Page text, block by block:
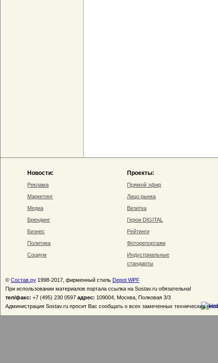
Новости:
Реклама
Маркетинг
Медиа
Брендинг
Бизнес
Политика
Социум
Проекты:
Прямой эфир
Лицо рынка
Визитка
Герои DIGITAL
Рейтинги
Фоторепортажи
Индустриальные
стандарты
© Состав.ру 1998-2017, фирменный стиль Depot WPF
При использовании материалов портала ссылка на Sostav.ru обязательна!
тел/факс: +7 (495) 230 0597 адрес: 109004, Москва, Полковая 3/3
Администрация Sostav.ru просит Вас сообщать о всех замеченных технических